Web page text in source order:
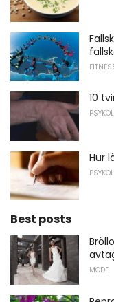
10
Hur
Best posts
MODE